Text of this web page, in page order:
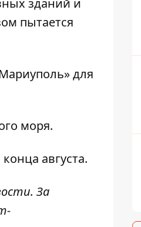
зданий и
пытается
для
моря.
августа.
За